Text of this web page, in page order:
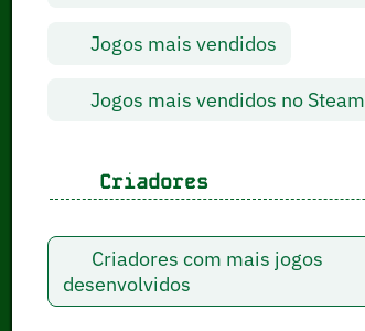
Jogos mais vendidos
Jogos mais vendidos no Steam
Criadores
Criadores com mais jogos
desenvolvidos